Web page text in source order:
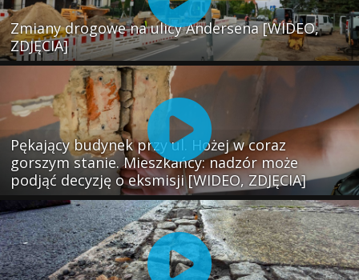
Zmiany drogowe na ulicy Andersena [WIDEO,
ZDJĘCIA]
Pękający budynek przy ul. Hożej w coraz
gorszym stanie. Mieszkańcy: nadzór może
podjąć decyzję o eksmisji [WIDEO, ZDJĘCIA]